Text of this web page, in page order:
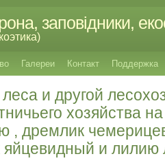
заповідники,
Галереи Контакт Поддержка
и другой
хозяйства
, дремлик
яйцевидный и лилию